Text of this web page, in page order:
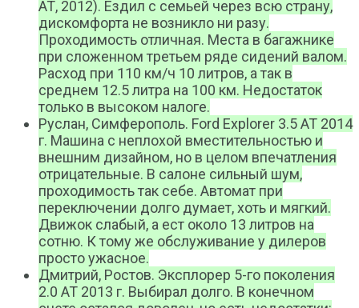
АТ, 2012). Ездил с семьей через всю страну,
дискомфорта не возникло ни разу.
Проходимость отличная. Места в багажнике
при сложенном третьем ряде сидений валом.
Расход при 110 км/ч 10 литров, а так в
среднем 12.5 литра на 100 км. Недостаток
только в высоком налоге.
Руслан, Симферополь. Ford Explorer 3.5 AT 2014
г. Машина с неплохой вместительностью и
внешним дизайном, но в целом впечатления
отрицательные. В салоне сильный шум,
проходимость так себе. Автомат при
переключении долго думает, хоть и мягкий.
Движок слабый, а ест около 13 литров на
сотню. К тому же обслуживание у дилеров
просто ужасное.
Дмитрий, Ростов. Эксплорер 5-го поколения
2.0 AT 2013 г. Выбирал долго. В конечном